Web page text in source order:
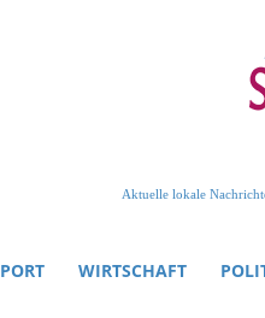
Aktuelle lokale
WIRTSCHAFT